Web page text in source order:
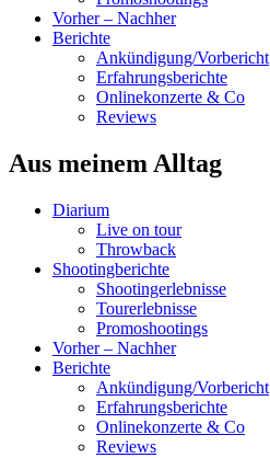
Vorher – Nachher
Berichte
Ankündigung/Vorbericht
Erfahrungsberichte
Onlinekonzerte & Co
Reviews
Aus meinem Alltag
Diarium
Live on tour
Throwback
Shootingberichte
Shootingerlebnisse
Tourerlebnisse
Promoshootings
Vorher – Nachher
Berichte
Ankündigung/Vorbericht
Erfahrungsberichte
Onlinekonzerte & Co
Reviews